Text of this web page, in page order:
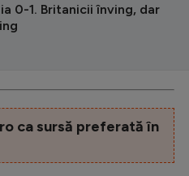
0-1. Britanicii înving, dar
ca sursă preferată în